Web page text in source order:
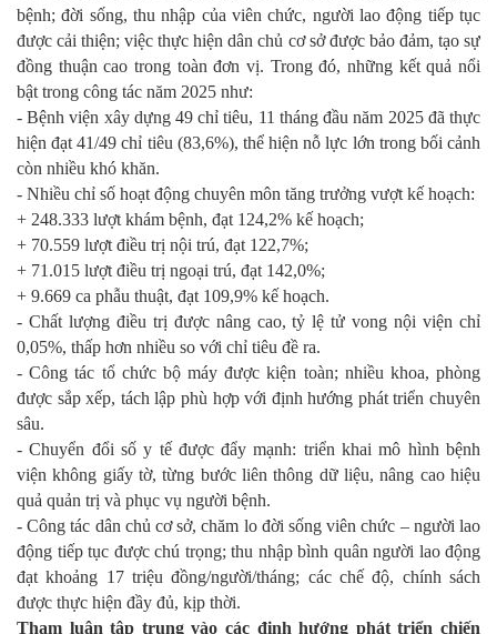
bệnh; đời sống, thu nhập của viên chức, người lao động tiếp tục
được cải thiện; việc thực hiện dân chủ cơ sở được bảo đảm, tạo sự
đồng thuận cao trong toàn đơn vị. Trong đó, những kết quả nổi
bật trong công tác năm 2025 như:
- Bệnh viện xây dựng 49 chỉ tiêu, 11 tháng đầu năm 2025 đã thực
hiện đạt 41/49 chỉ tiêu (83,6%), thể hiện nỗ lực lớn trong bối cảnh
còn nhiều khó khăn.
- Nhiều chỉ số hoạt động chuyên môn tăng trưởng vượt kế hoạch:
+ 248.333 lượt khám bệnh, đạt 124,2% kế hoạch;
+ 70.559 lượt điều trị nội trú, đạt 122,7%;
+ 71.015 lượt điều trị ngoại trú, đạt 142,0%;
+ 9.669 ca phẫu thuật, đạt 109,9% kế hoạch.
- Chất lượng điều trị được nâng cao, tỷ lệ tử vong nội viện chỉ
0,05%, thấp hơn nhiều so với chỉ tiêu đề ra.
- Công tác tổ chức bộ máy được kiện toàn; nhiều khoa, phòng
được sắp xếp, tách lập phù hợp với định hướng phát triển chuyên
sâu.
- Chuyển đổi số y tế được đẩy mạnh: triển khai mô hình bệnh
viện không giấy tờ, từng bước liên thông dữ liệu, nâng cao hiệu
quả quản trị và phục vụ người bệnh.
- Công tác dân chủ cơ sở, chăm lo đời sống viên chức – người lao
động tiếp tục được chú trọng; thu nhập bình quân người lao động
đạt khoảng 17 triệu đồng/người/tháng; các chế độ, chính sách
được thực hiện đầy đủ, kịp thời.
Tham luận tập trung vào các định hướng phát triển chiến